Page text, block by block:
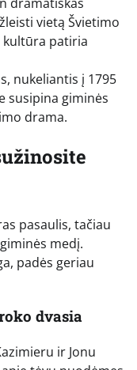
vietą Švietimo
kultūra patiria
nukeliantis į 1795
susipina giminės
drama.
pasaulis, tačiau
medį.
padės geriau
dvasia
ir Jonu